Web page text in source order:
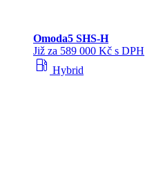
Omoda5 SHS‑H
Již za 589 000 Kč s DPH
local_gas_station Hybrid